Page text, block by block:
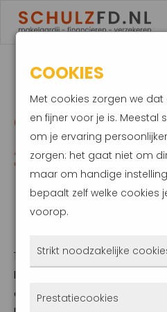
HYPOTHEEK
2021?
NIET BIJ JE
15 maart 2022
Door de lage
oversluiten booming vorig
COOKIES
Met cookies zorgen we
en fijner voor je is. Meestal
om je ervaring
zorgen: het gaat niet om
maar om handige
bepaalt zelf welke cookies
voorop.
Strikt noodzakelijke
Prestatiecookies